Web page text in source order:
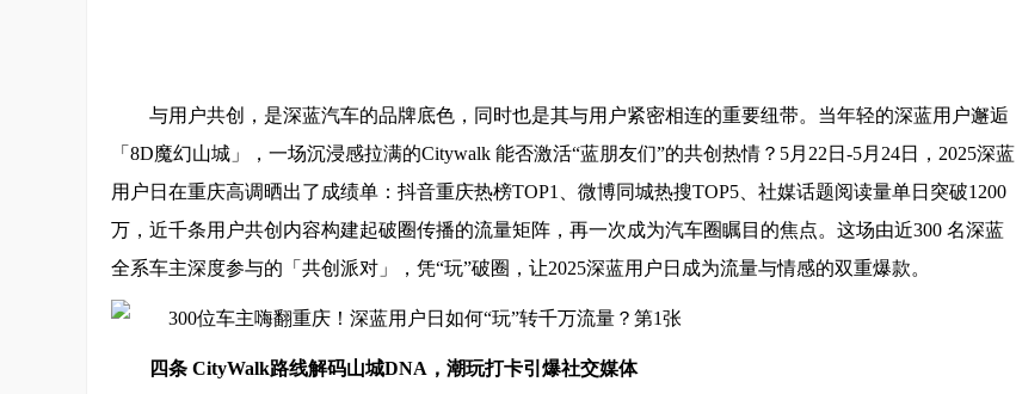
与用户共创，是深蓝汽车的品牌底色，同时也是其与用户紧密相连的重要纽带。当年轻的深蓝用户邂逅
「8D魔幻山城」，一场沉浸感拉满的Citywalk 能否激活“蓝朋友们”的共创热情？5月22日-5月24日，2025深蓝
用户日在重庆高调晒出了成绩单：抖音重庆热榜TOP1、微博同城热搜TOP5、社媒话题阅读量单日突破1200
万，近千条用户共创内容构建起破圈传播的流量矩阵，再一次成为汽车圈瞩目的焦点。这场由近300 名深蓝
全系车主深度参与的「共创派对」，凭“玩”破圈，让2025深蓝用户日成为流量与情感的双重爆款。
四条 CityWalk路线解码山城DNA， 潮玩打卡引爆社交媒体